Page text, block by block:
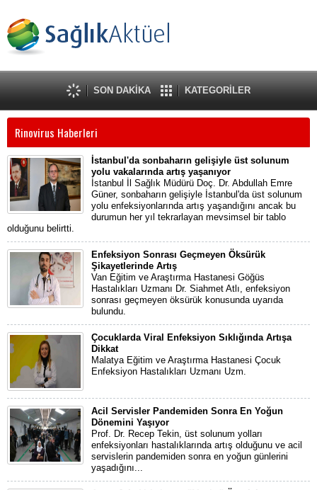
SON DAKİKA KATEGORİLER
Rinovirus Haberleri
İstanbul'da sonbaharın gelişiyle üst solunum
yolu vakalarında artış yaşanıyor
İstanbul İl Sağlık Müdürü Doç. Dr. Abdullah Emre
Güner, sonbaharın gelişiyle İstanbul'da üst solunum
yolu enfeksiyonlarında artış yaşandığını ancak bu
durumun her yıl tekrarlayan mevsimsel bir tablo
olduğunu belirtti.
Enfeksiyon Sonrası Geçmeyen Öksürük
Şikayetlerinde Artış
Van Eğitim ve Araştırma Hastanesi Göğüs
Hastalıkları Uzmanı Dr. Siahmet Atlı, enfeksiyon
sonrası geçmeyen öksürük konusunda uyarıda
bulundu.
Çocuklarda Viral Enfeksiyon Sıklığında Artışa
Dikkat
Malatya Eğitim ve Araştırma Hastanesi Çocuk
Enfeksiyon Hastalıkları Uzmanı Uzm.
Acil Servisler Pandemiden Sonra En Yoğun
Dönemini Yaşıyor
Prof. Dr. Recep Tekin, üst solunum yolları
enfeksiyonları hastalıklarında artış olduğunu ve acil
servislerin pandemiden sonra en yoğun günlerini
yaşadığını...